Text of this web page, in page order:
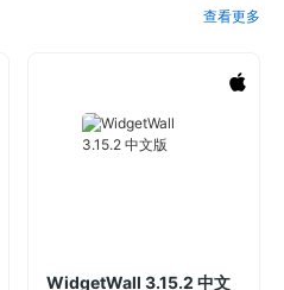
查看更多
WidgetWall 3.15.2 中文